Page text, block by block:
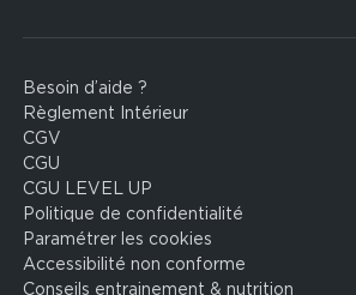
Footer
legal
Besoin d’aide ?
Règlement Intérieur
CGV
CGU
CGU LEVEL UP
Politique de confidentialité
Paramétrer les cookies
Accessibilité non conforme
Conseils entrainement & nutrition